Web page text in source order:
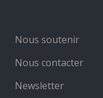
Nous soutenir
Nous contacter
Newsletter